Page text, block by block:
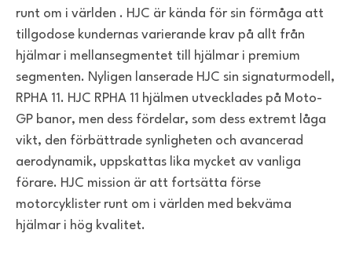
runt om i världen . HJC är kända för sin förmåga att
tillgodose kundernas varierande krav på allt från
hjälmar i mellansegmentet till hjälmar i premium
segmenten. Nyligen lanserade HJC sin signaturmodell,
RPHA 11. HJC RPHA 11 hjälmen utvecklades på Moto-
GP banor, men dess fördelar, som dess extremt låga
vikt, den förbättrade synligheten och avancerad
aerodynamik, uppskattas lika mycket av vanliga
förare. HJC mission är att fortsätta förse
motorcyklister runt om i världen med bekväma
hjälmar i hög kvalitet.